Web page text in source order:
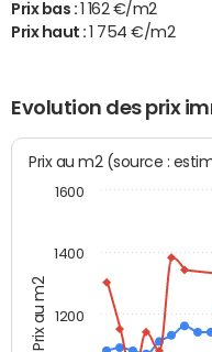
Prix bas :
1 162 €/m2
Prix haut :
1 754 €/m2
Evolution des prix
Prix au m2
Prix au m2 (source
1200
1400
1600